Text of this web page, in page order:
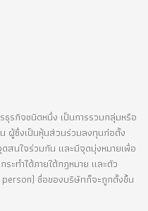
ธุรกิจชนิดหนึ่ง เป็นการรวมกลุ่มหรือ
ผู้ซึ่งเป็นหุ้นส่วนร่วมลงทุนก่อตั้ง
นใจร่วมกัน และมีจุดมุ่งหมายเพื่อ
ะทำได้ภายใต้กฎหมาย และตัว
ชื่อของบริษัทก็จะถูกตั้งขึ้น